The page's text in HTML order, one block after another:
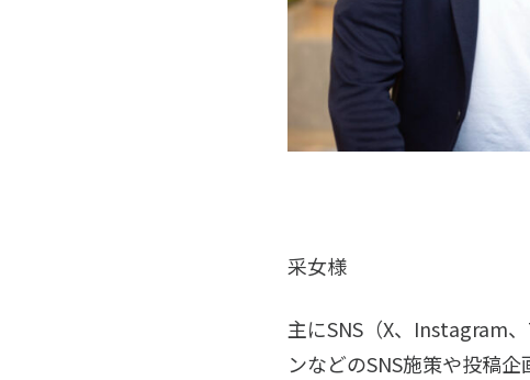
采女様
主にSNS（X、Instagram
ンなどのSNS施策や投稿